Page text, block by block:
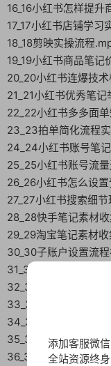
16_16小红书怎样提
17_17小红书店铺学习
18_18剪映实操流程
19_19小红书商品笔记
20_20小红书连爆技
21_21小红书优秀笔
22_22小红书多多面
23_23拍单简化流程
24_24小红书账号笔
25_25小红书账号流
26_26小红书怎么设
27_27小红书搜索细
28_28快手笔记素材
29_29淘宝笔记素材
30_30子账户设置流
31_31小红书平台热搜
32_32小红书站内截
33_33小红书站内同
34_344月20下午答疑
35_36养号的“骗局”
36_37如何快速打标
添加客服微
全站资源终